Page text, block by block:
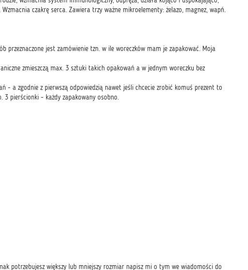
czakrę serca. Zawiera trzy ważne mikroelementy: żelazo, magnez, wapń.
przeznaczone jest zamówienie tzn. w ile woreczków mam je zapakować. Moja
zmieszczą max. 3 sztuki takich opakowań a w jednym woreczku bez
- a zgodnie z pierwszą odpowiedzią nawet jeśli chcecie zrobić komuś prezent to
3 pierścionki - każdy zapakowany osobno.
potrzebujesz większy lub mniejszy rozmiar napisz mi o tym we wiadomości do